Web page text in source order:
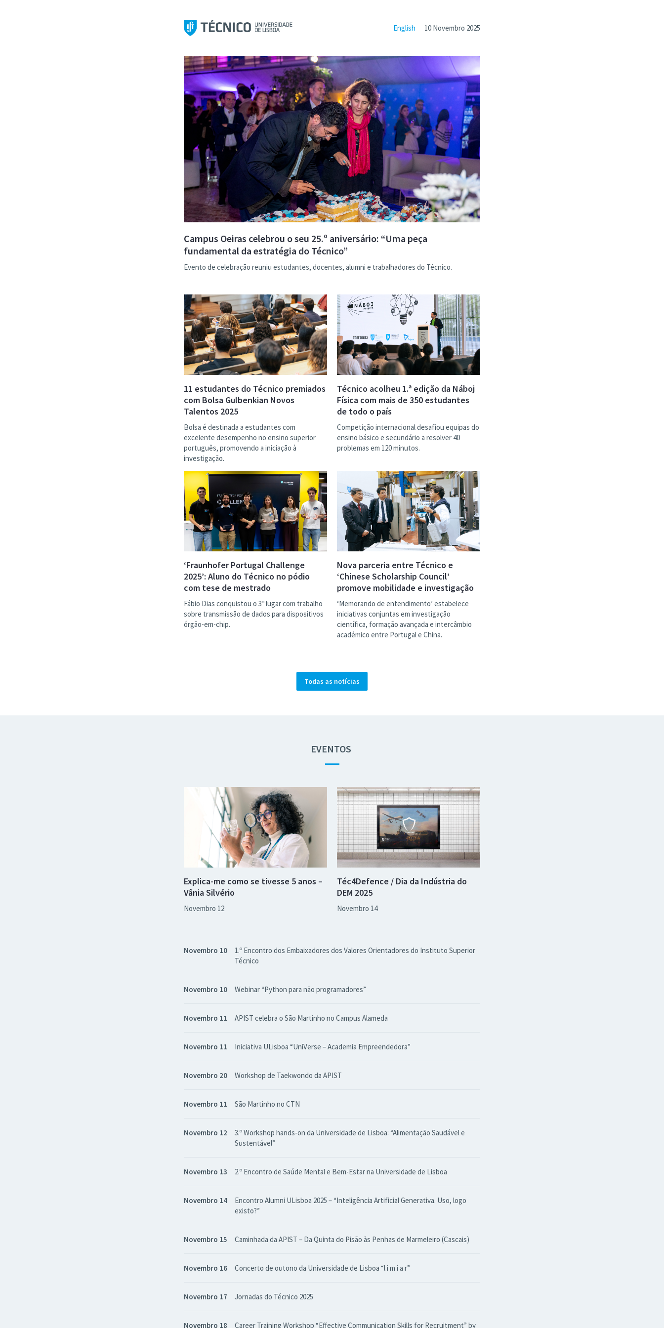
English 10 Novembro 2025
Campus Oeiras celebrou o seu 25.º aniversário: “Uma peça
fundamental da estratégia do Técnico”
Evento de celebração reuniu estudantes, docentes, alumni e trabalhadores do Técnico.
11 estudantes do Técnico premiados
com Bolsa Gulbenkian Novos
Talentos 2025
Bolsa é destinada a estudantes com
excelente desempenho no ensino superior
português, promovendo a iniciação à
investigação.
Técnico acolheu 1.ª edição da Náboj
Física com mais de 350 estudantes
de todo o país
Competição internacional desafiou equipas do
ensino básico e secundário a resolver 40
problemas em 120 minutos.
‘Fraunhofer Portugal Challenge
2025’: Aluno do Técnico no pódio
com tese de mestrado
Fábio Dias conquistou o 3º lugar com trabalho
sobre transmissão de dados para dispositivos
órgão-em-chip.
Nova parceria entre Técnico e
‘Chinese Scholarship Council’
promove mobilidade e investigação
‘Memorando de entendimento’ estabelece
iniciativas conjuntas em investigação
científica, formação avançada e intercâmbio
académico entre Portugal e China.
Todas as notícias
EVENTOS
—
Explica-me como se tivesse 5 anos –
Vânia Silvério
Novembro 12
Téc4Defence / Dia da Indústria do
DEM 2025
Novembro 14
Novembro 10
1.º Encontro dos Embaixadores dos Valores Orientadores do Instituto Superior
Técnico
Novembro 10 Webinar “Python para não programadores”
Novembro 11 APIST celebra o São Martinho no Campus Alameda
Novembro 11 Iniciativa ULisboa “UniVerse – Academia Empreendedora”
Novembro 20 Workshop de Taekwondo da APIST
Novembro 11 São Martinho no CTN
Novembro 12
3.º Workshop hands-on da Universidade de Lisboa: “Alimentação Saudável e
Sustentável”
Novembro 13 2.º Encontro de Saúde Mental e Bem-Estar na Universidade de Lisboa
Novembro 14
Encontro Alumni ULisboa 2025 – “Inteligência Artificial Generativa. Uso, logo
existo?”
Novembro 15 Caminhada da APIST – Da Quinta do Pisão às Penhas de Marmeleiro (Cascais)
Novembro 16 Concerto de outono da Universidade de Lisboa “l i m i a r”
Novembro 17 Jornadas do Técnico 2025
Novembro 18
Career Training Workshop “Effective Communication Skills for Recruitment” by